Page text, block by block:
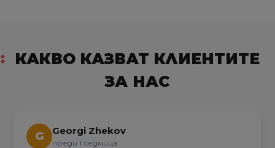
КАКВО КАЗВАТ КЛИЕНТИТЕ
ЗА НАС
G Georgi Zhekov
преди 1 седмица